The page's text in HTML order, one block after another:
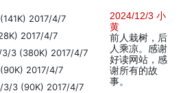
2017/4/7
2017/4/7
3/3 (380K) 2017/4/7
2017/4/7
3/3 (90K) 2017/4/7
2024/12/3 小
黄
前人栽树，后
人乘凉。感谢
好读网站，感
谢所有的故
事。